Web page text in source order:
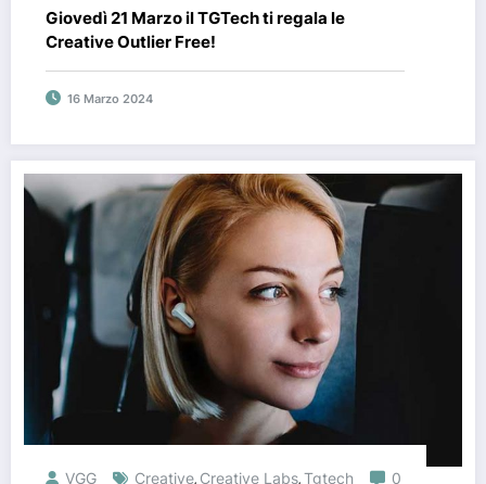
Giovedì 21 Marzo il TGTech ti regala le
Creative Outlier Free!
16 Marzo 2024
VGG Creative, Creative Labs,Tgtech
0